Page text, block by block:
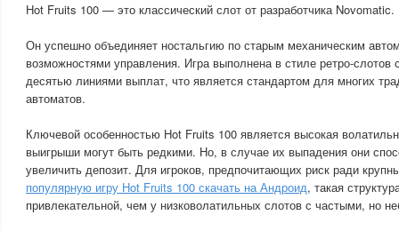
Hot Fruits 100 — это классический слот от разработчика Novomatic.
Он успешно объединяет ностальгию по старым механическим
возможностями управления. Игра выполнена в стиле ретро-слотов
десятью линиями выплат, что является стандартом для многих
автоматов.
Ключевой особенностью Hot Fruits 100 является высокая
выигрыши могут быть редкими. Но, в случае их выпадения они
увеличить депозит. Для игроков, предпочитающих риск ради
популярную игру Hot Fruits 100 скачать на Андроид, такая
привлекательной, чем у низковолатильных слотов с частыми, но